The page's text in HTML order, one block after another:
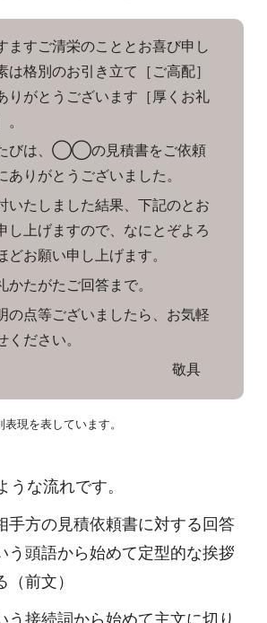
すご清栄のこととお喜び申し
は格別のお引き立て［ご高配］
りがとうございます［厚くお礼
びは、◯◯の見積書をご依頼
ありがとうございました。
いたしました結果、下記のとお
し上げますので、なにとぞよろ
どお願い申し上げます。
たがたご回答まで。
の点等ございましたら、お気軽
ださい。
敬具
現を表しています。
うな流れです。
手方の見積依頼書に対する回答
う頭語から始めて定型的な挨拶
前文）
う接続詞から始めて主文に切り